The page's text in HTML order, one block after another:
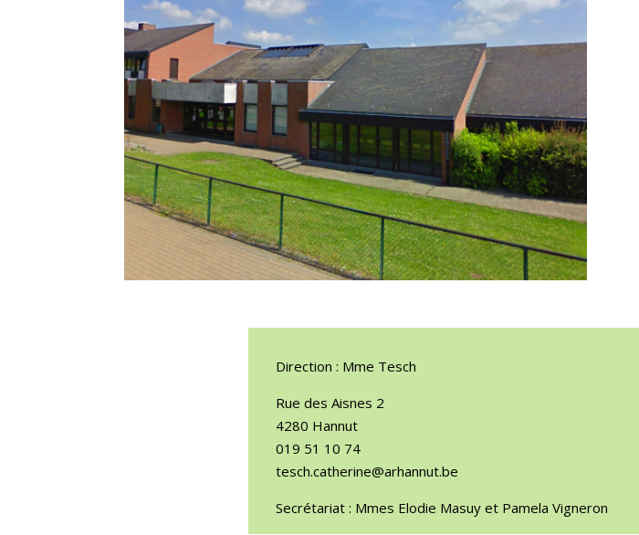
Direction : Mme Tesch
Rue des Aisnes 2
4280 Hannut
019 51 10 74
tesch.catherine@arhannut.be
Secrétariat : Mmes Elodie Masuy et Pamela Vigneron